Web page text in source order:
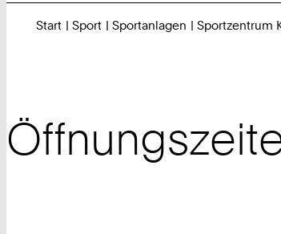
Start Sport Sportanlagen Sportzentrum